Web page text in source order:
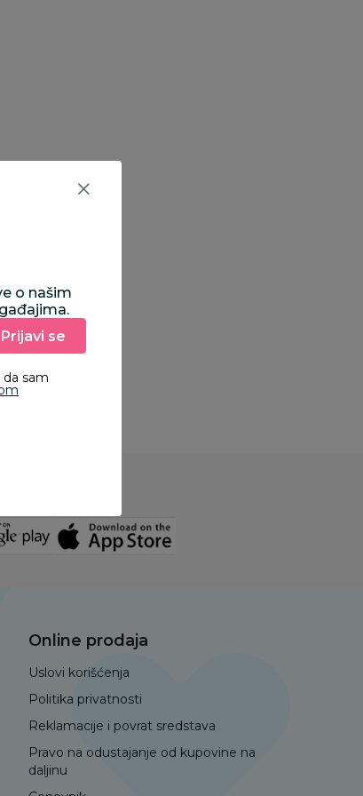
Online prodaja
Uslovi korišćenja
Politika privatnosti
Reklamacije i povrat sredstava
Pravo na odustajanje od kupovine na
daljinu
o našim
Unesite Vašu e‑mail adresu da biste se prijavili na newsletter.
Prijavi se
sam